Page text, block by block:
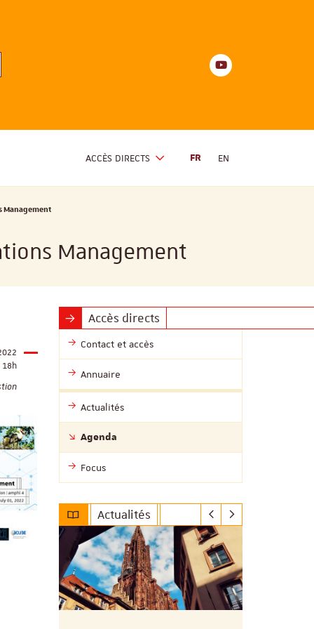
Youtube
ACCÈS DIRECTS FR EN
Management
Management
18h
Accès directs
Contact et accès
Annuaire
Actualités
Agenda
Focus
Actualités